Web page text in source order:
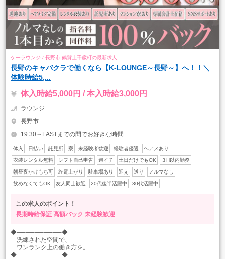
ケーラウンジ / 長野市 鶴賀上千歳町の最新求人
長野のキャバクラで働くなら【K-LOUNGE～長野～】へ！！＼
体験時給5,...
体入時給5,000円 / 本入時給3,000円
ラウンジ
長野市
19:30～LASTまでの間でお好きな時間
体入 日払い 託児所 寮 未経験者歓迎 経験者優遇 ヘアメあり
衣装レンタル無料 シフト自己申告 週イチ 土日だけでもOK ３H以内勤務
朝昼夜かけもち可 終電上がり 駐車場あり 迎え 送り ノルマなし
飲めなくてもOK 友人同士歓迎 20代後半活躍中 30代活躍中
この求人のポイント！
長期時給保証 高額バック 未経験歓迎
◆──────────◆
洗練された空間で、
ワンランク上の働き方を。
◆──────────◆